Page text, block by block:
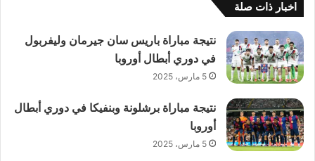
اخبار ذات صلة
نتيجة مباراة باريس سان جيرمان وليفربول
في دوري أبطال أوروبا
5 مارس، 2025
نتيجة مباراة برشلونة وبنفيكا في دوري أبطال
أوروبا
5 مارس، 2025